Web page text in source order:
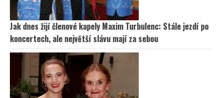
Jak dnes žijí členové kapely Maxim Turbulenc: Stále jezdí po
koncertech, ale největší slávu mají za sebou